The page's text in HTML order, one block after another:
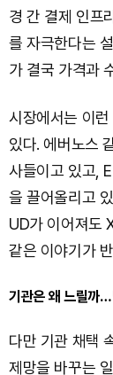
경 간 결제 인프
를 자극한다는
가 결국 가격과
시장에서는 이
있다. 에버노스
사들이고 있고,
을 끌어올리고
UD가 이어져도
같은 이야기가
기관은 왜 느릴까
다만 기관 채택
제망을 바꾸는